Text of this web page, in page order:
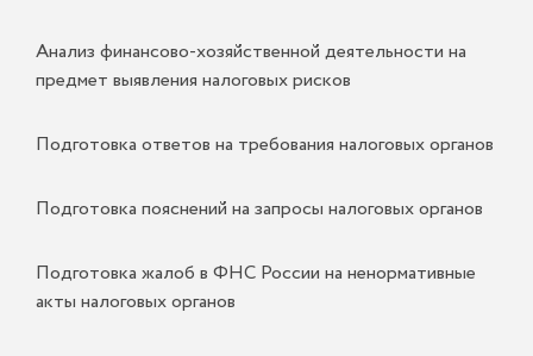
Анализ финансово-хозяйственной деятельности на
предмет выявления налоговых рисков
Подготовка ответов на требования налоговых органов
Подготовка пояснений на запросы налоговых органов
Подготовка жалоб в ФНС России на ненормативные
акты налоговых органов